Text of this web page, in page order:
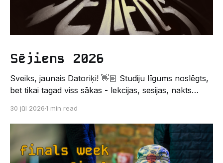
Sējiens 2026
Sveiks, jaunais Datoriķi! 👋🏻 Studiju līgums noslēgts,
bet tikai tagad viss sākas - lekcijas, sesijas, nakts
Un kas gan būtu labāks veids, kā iepazīt savu jauno
dzīvi LU EZTF datoriķu vidē, par došanos uz
leģendāro “Sējienu”? 🐱 Šī pirmsaristoteļa nometne
palīdzēs tev iegūt pirmos draugus, ieskatu studenta
30 jūl 20261 min read